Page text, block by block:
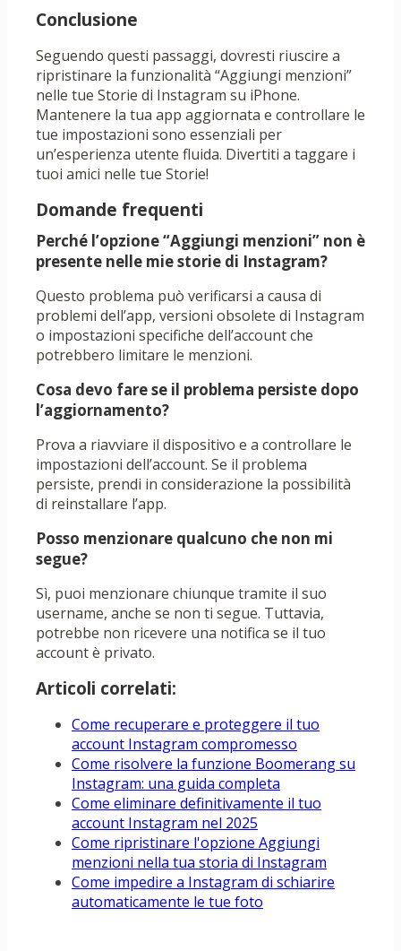
Conclusione
Seguendo questi passaggi, dovresti riuscire a
ripristinare la funzionalità “Aggiungi menzioni”
nelle tue Storie di Instagram su iPhone.
Mantenere la tua app aggiornata e controllare le
tue impostazioni sono essenziali per
un’esperienza utente fluida. Divertiti a taggare i
tuoi amici nelle tue Storie!
Domande frequenti
Perché l’opzione “Aggiungi menzioni” non è
presente nelle mie storie di Instagram?
Questo problema può verificarsi a causa di
problemi dell’app, versioni obsolete di Instagram
o impostazioni specifiche dell’account che
potrebbero limitare le menzioni.
Cosa devo fare se il problema persiste dopo
l’aggiornamento?
Prova a riavviare il dispositivo e a controllare le
impostazioni dell’account. Se il problema
persiste, prendi in considerazione la possibilità
di reinstallare l’app.
Posso menzionare qualcuno che non mi
segue?
Sì, puoi menzionare chiunque tramite il suo
username, anche se non ti segue. Tuttavia,
potrebbe non ricevere una notifica se il tuo
account è privato.
Articoli correlati:
Come recuperare e proteggere il tuo
account Instagram compromesso
Come risolvere la funzione Boomerang su
Instagram: una guida completa
Come eliminare definitivamente il tuo
account Instagram nel 2025
Come ripristinare l'opzione Aggiungi
menzioni nella tua storia di Instagram
Come impedire a Instagram di schiarire
automaticamente le tue foto